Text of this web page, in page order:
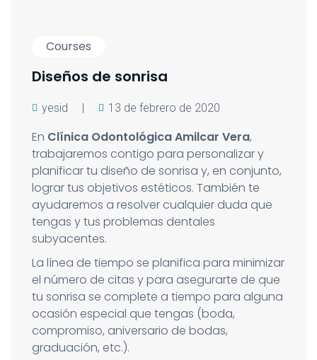
Courses
Diseños de sonrisa
yesid | 13 de febrero de 2020
En Clínica Odontológica Amilcar Vera,
trabajaremos contigo para personalizar y
planificar tu diseño de sonrisa y, en conjunto,
lograr tus objetivos estéticos. También te
ayudaremos a resolver cualquier duda que
tengas y tus problemas dentales
subyacentes.
La línea de tiempo se planifica para minimizar
el número de citas y para asegurarte de que
tu sonrisa se complete a tiempo para alguna
ocasión especial que tengas (boda,
compromiso, aniversario de bodas,
graduación, etc.).